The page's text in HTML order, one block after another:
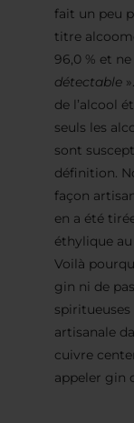
fait un peu
titre
96,0 % et
détectable
de l’alcool
seuls les
sont
définition.
façon
en a été
éthylique au
Voilà
gin ni de
artisanale
cuivre
appeler gin